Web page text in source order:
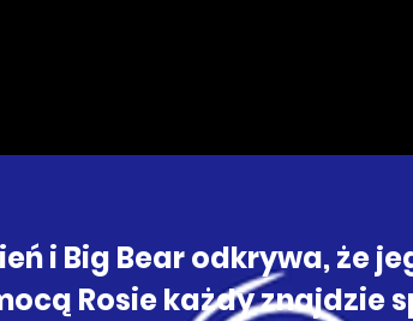
i Big Bear odkrywa, że
Rosie każdy znajdzie